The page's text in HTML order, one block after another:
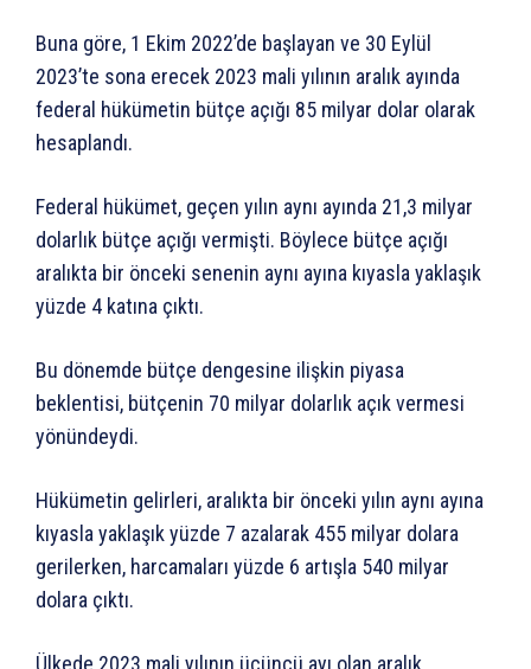
Buna göre, 1 Ekim 2022’de başlayan ve 30 Eylül
2023’te sona erecek 2023 mali yılının aralık ayında
federal hükümetin bütçe açığı 85 milyar dolar olarak
hesaplandı.
Federal hükümet, geçen yılın aynı ayında 21,3 milyar
dolarlık bütçe açığı vermişti. Böylece bütçe açığı
aralıkta bir önceki senenin aynı ayına kıyasla yaklaşık
yüzde 4 katına çıktı.
Bu dönemde bütçe dengesine ilişkin piyasa
beklentisi, bütçenin 70 milyar dolarlık açık vermesi
yönündeydi.
Hükümetin gelirleri, aralıkta bir önceki yılın aynı ayına
kıyasla yaklaşık yüzde 7 azalarak 455 milyar dolara
gerilerken, harcamaları yüzde 6 artışla 540 milyar
dolara çıktı.
Ülkede 2023 mali yılının üçüncü ayı olan aralık